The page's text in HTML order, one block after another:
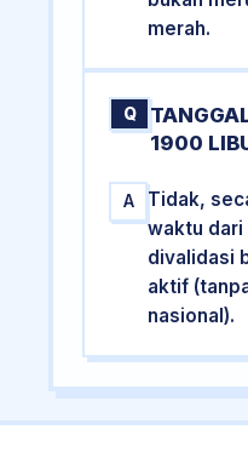
merah.
Q
1900
A
Tidak,
waktu dari
divalidasi
aktif
nasional).